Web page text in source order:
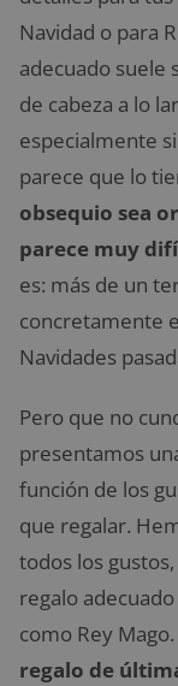
Navidad o para
adecuado suele
de cabeza a lo
especialmente
parece que lo
obsequio sea
parece muy
es: más de un
concretamente
Navidades
Pero que no
presentamos
función de los
que regalar.
todos los
regalo
como Rey
regalo de